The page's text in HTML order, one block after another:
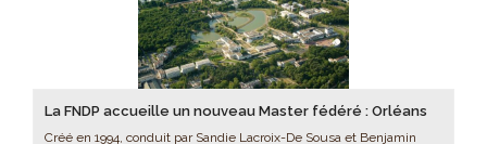
La FNDP accueille un nouveau Master fédéré : Orléans
Créé en 1994, conduit par Sandie Lacroix-De Sousa et Benjamin